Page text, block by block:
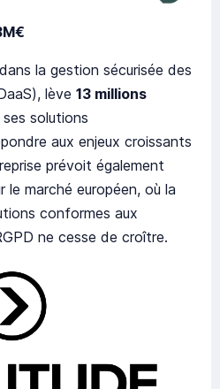
la gestion sécurisée des
lève 13 millions
solutions
aux enjeux croissants
prévoit également
le marché européen, où la
conformes aux
ne cesse de croître.